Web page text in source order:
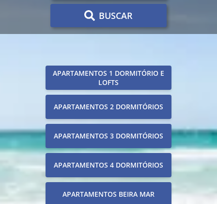
BUSCAR
APARTAMENTOS 1 DORMITÓRIO E
LOFTS
APARTAMENTOS 2 DORMITÓRIOS
APARTAMENTOS 3 DORMITÓRIOS
APARTAMENTOS 4 DORMITÓRIOS
APARTAMENTOS BEIRA MAR